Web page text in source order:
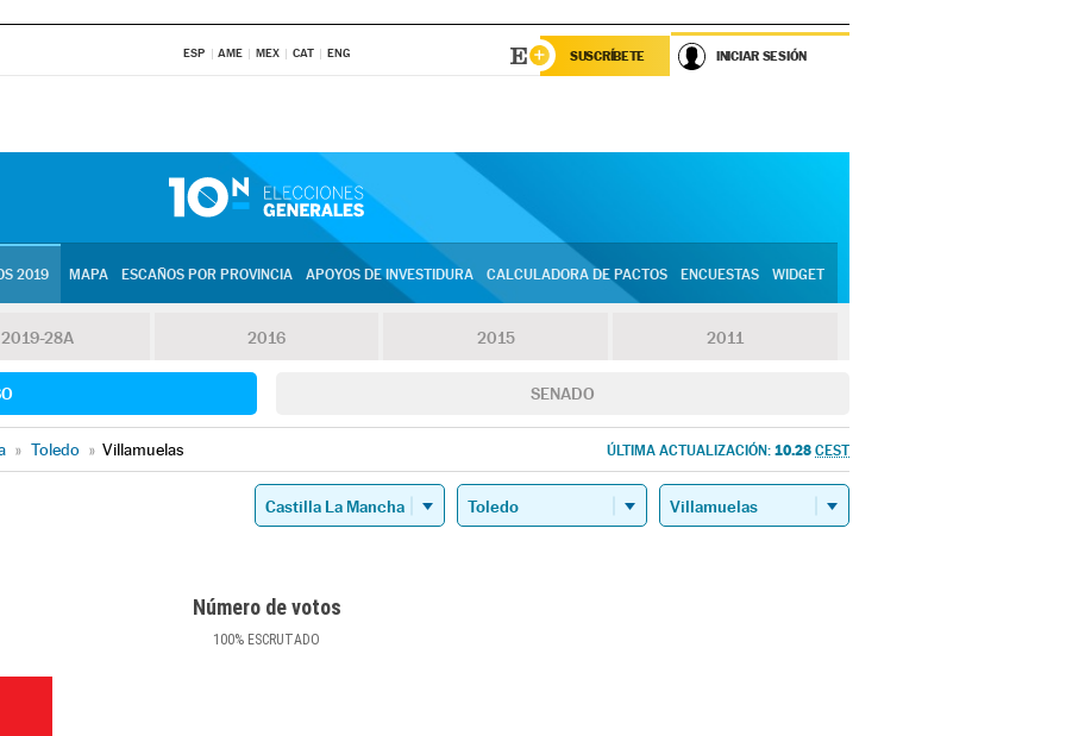
ESP AME MEX CAT ENG SUSCRÍBETE INICIAR SESIÓN
2019 MAPA ESCAÑOS POR PROVINCIA APOYOS DE INVESTIDURA CALCULADORA DE PACTOS ENCUESTAS WIDGET
2019-28A 2016 2015 2011
SENADO
» Toledo » Villamuelas ÚLTIMA ACTUALIZACIÓN: 10.28 CEST
Número de votos
100% ESCRUTADO